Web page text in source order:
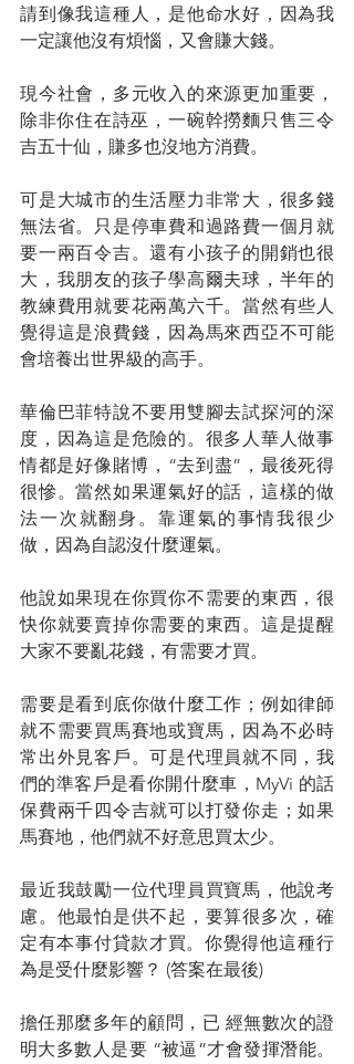
請到像我這種人，是他命水好，因為我
一定讓他沒有煩惱，又會賺大錢。
現今社會，多元收入的來源更加重要，
除非你住在詩巫，一​​碗幹撈麵只售三令
吉五十仙，賺多也沒地方消費。
可是大城市的生活壓力非常大，很多錢
無法省。只是停車費和過路費一個月就
要一兩百令吉。還有小孩子的開銷也很
大，我朋友的孩子學高爾夫球，半年的
教練費用就要花兩萬六千。當然有些人
覺得這是浪費錢，因為馬來西亞不可能
會培養出世界級的高手。
華倫巴菲特說不要用雙腳去試探河的深
度，因為這是危險的。很多人華人做事
情都是好像賭博，“去到盡”，最後死得
很慘。當然如果運氣好的話，這樣的做
法一次就翻身。靠運氣的事情我很少
做，因為自認沒什麼運氣。
他說如果現在你買你不需要的東西，很
快你就要賣掉你需要的東西。這是提醒
大家不要亂花錢，有需要才買。
需要是看到底你做什麼工作；例如律師
就不需要買馬賽地或寶馬，因為不必時
常出外見客戶。可是代理員就不同，我
們的準客戶是看你開什麼車，MyVi 的話
保費兩千四令吉就可以打發你走；如果
馬賽地，他們就不好意思買太少。
最近我鼓勵一位代理員買寶馬，他說考
慮。他最怕是供不起，要算很多次，確
定有本事付貸款才買。你覺得他這​​種行
為是受什麼影響？ (答案在最後)
擔任那麼多年的顧問，已 經無數次的證
明大多數人是要 “被逼”才會發揮潛能。